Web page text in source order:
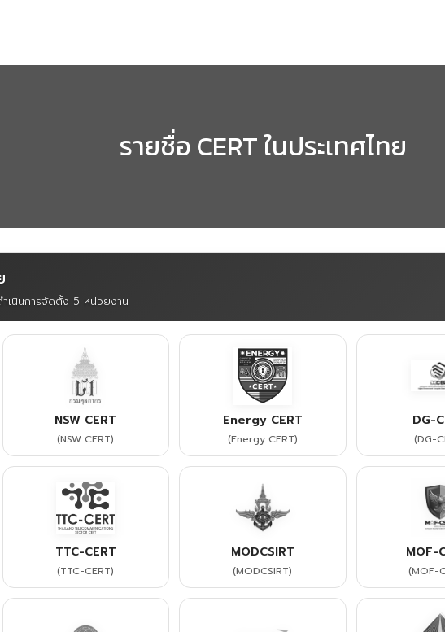
รายชื่อ CERT ในประเทศไทย
เนินการจัดตั้ง 5 หน่วยงาน
NSW CERT
(NSW CERT)
Energy CERT
(Energy CERT)
DG-
(DG-
TTC-CERT
(TTC-CERT)
MODCSIRT
(MODCSIRT)
MOF-
(MOF-